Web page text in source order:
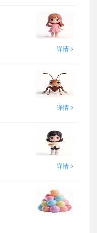
详情 >
详情 >
详情 >